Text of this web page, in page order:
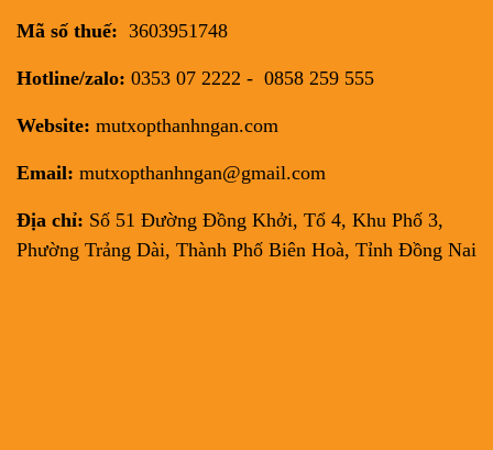
Mã số thuế: 3603951748
Hotline/zalo: 0353 07 2222 - 0858 259 555
Website: mutxopthanhngan.com
Email: mutxopthanhngan@gmail.com
Địa chỉ: Số 51 Đường Đồng Khởi, Tổ 4, Khu Phố 3,
Phường Trảng Dài, Thành Phố Biên Hoà, Tỉnh Đồng Nai